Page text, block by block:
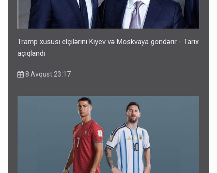
Tramp xüsusi elçilərini Kiyev və Moskvaya göndərir - Tarix
açıqlandı
8 Avqust 23:17